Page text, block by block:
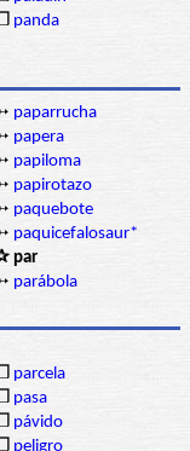
panda
paparrucha
papera
papiloma
papirotazo
paquebote
paquicefalosaur*
par
parábola
parcela
pasa
pávido
peligro